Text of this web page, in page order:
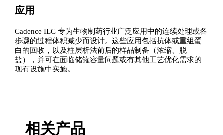
应用
Cadence ILC 专为生物制药行业广泛应用中的连续处理或各
步骤的过程体积减少而设计。这些应用包括抗体或重组蛋
白的回收，以及柱层析法前后的样品制备（浓缩、脱
盐），并可在面临储罐容量问题或有其他工艺优化需求的
现有设施中实施。
相关产品